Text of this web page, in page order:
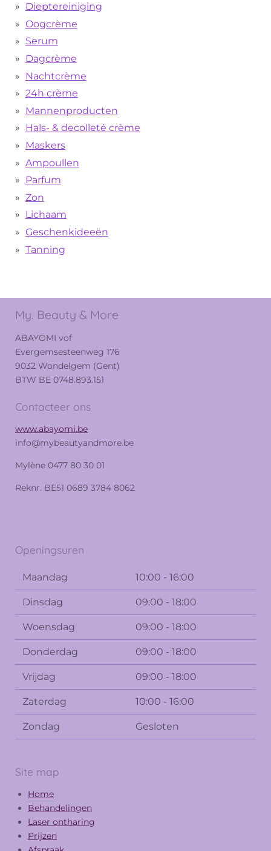
Dieptereiniging
Oogcrème
Serum
Dagcrème
Nachtcrème
24h crème
Mannenproducten
Hals- & decolleté crème
Maskers
Ampoullen
Parfum
Zon
Lichaam
Geschenkideeën
Tanning
My. Beauty & More
ABAYOMI vof
Evergemsesteenweg 176
9032 Wondelgem (Gent)
BTW BE 0748.893.151
Contacteer ons
www.abayomi.be
info@mybeautyandmore.be
Mylène 0477 80 30 01
Reknr. BE51 0689 3784 8062
Openingsuren
Maandag 10:00 - 16:00
Dinsdag 09:00 - 18:00
Woensdag 09:00 - 18:00
Donderdag 09:00 - 18:00
Vrijdag 09:00 - 18:00
Zaterdag 10:00 - 16:00
Zondag Gesloten
Site map
Home
Behandelingen
Laser ontharing
Prijzen